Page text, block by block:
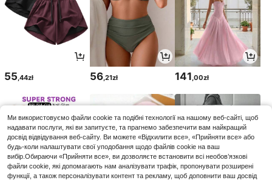
55,44zł 56,21zł 141,00zł
Ми використовуємо файли cookie та подібні технології на нашому веб-сайті, щоб
надавати послуги, які ви запитуєте, та прагнемо забезпечити вам найкращий
досвід відвідування веб-сайту. Ви можете «Відхилити все», «Прийняти все» або
будь-коли налаштувати свої уподобання щодо файлів cookie на ваш
вибір.Обираючи «Прийняти все», ви дозволяєте встановити всі необов’язкові
файли cookie, які допомагають нам аналізувати трафік, пропонувати розширені
функції, а також персоналізувати контент та рекламу, щоб доповнити ваш досвід